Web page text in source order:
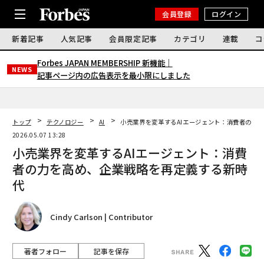
会員登録 ログイン
新着記事 人気記事 会員限定記事 カテゴリ 連載
NEWS
Forbes JAPAN MEMBERSHIP 新機能｜
記事ページ内の広告表示を最小限にしました
トップ テクノロジー AI
小売業界を変革するAIエージェント：消費者の力
2026.05.07 13:28
小売業界を変革するAIエージェント：消費
者の力を高め、企業戦略を再定義する新時
代
Cindy Carlson | Contributor
著者フォロー 記事を保存